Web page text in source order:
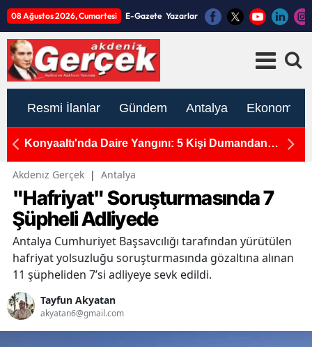
08 Ağustos 2026, Cumartesi E-Gazete Yazarlar
Resmi İlanlar Gündem Antalya Ekonomi
Konyaaltı'nda Daire Yangını: 5 Kişi Dumandan
Akdeniz Gerçek | Antalya
"Hafriyat" Soruşturmasında 7
Şüpheli Adliyede
Antalya Cumhuriyet Başsavcılığı tarafından yürütülen
hafriyat yolsuzluğu soruşturmasında gözaltına alınan
11 şüpheliden 7’si adliyeye sevk edildi.
Tayfun Akyatan
akyatan6@gmail.com